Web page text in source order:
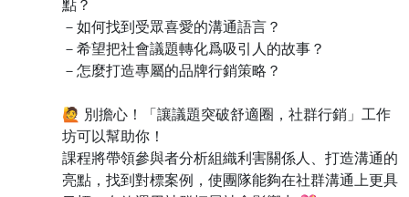
點？
－如何找到受眾喜愛的溝通語言？
－希望把社會議題轉化爲吸引人的故事？
－怎麼打造專屬的品牌行銷策略？
🙋 別擔心！「讓議題突破舒適圈，社群行銷」工作
坊可以幫助你！
課程將帶領參與者分析組織利害關係人、打造溝通的
亮點，找到對標案例，使團隊能夠在社群溝通上更具